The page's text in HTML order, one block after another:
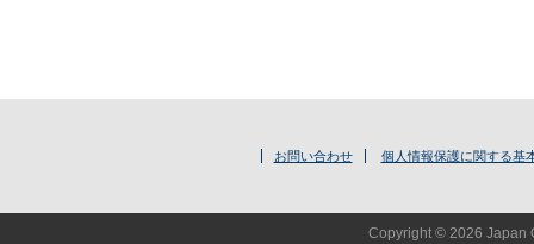
お問い合わせ 個人情報保護に関する基
Copyright © 2026 Japan